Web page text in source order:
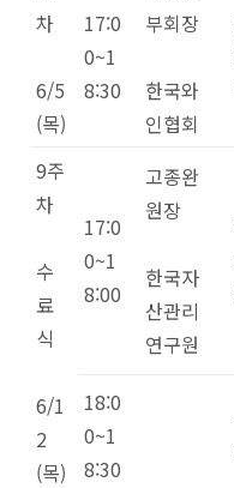
차
6/5
(목)
17:0
0~1
8:30
부회장
한국와
인협회
9주
차
수
료
식
6/1
2
(목)
17:0
0~1
8:00
고종완
원장
한국자
산관리
연구원
18:0
0~1
8:30